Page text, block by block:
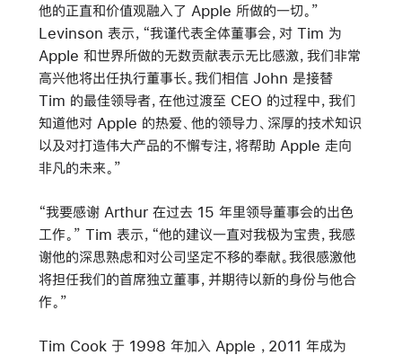
他的正直和价值观融入了 Apple 所做的一切。”
Levinson 表示，“我谨代表全体董事会，对 Tim 为
Apple 和世界所做的无数贡献表示无比感激，我们非常
高兴他将出任执行董事长。我们相信 John 是接替
Tim 的最佳领导者，在他过渡至 CEO 的过程中，我们
知道他对 Apple 的热爱、他的领导力、深厚的技术知识
以及对打造伟大产品的不懈专注，将帮助 Apple 走向
非凡的未来。”
“我要感谢 Arthur 在过去 15 年里领导董事会的出色
工作。” Tim 表示，“他的建议一直对我极为宝贵，我感
谢他的深思熟虑和对公司坚定不移的奉献。我很感激他
将担任我们的首席独立董事，并期待以新的身份与他合
作。”
Tim Cook 于 1998 年加入 Apple ，2011 年成为